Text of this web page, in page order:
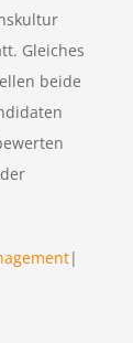
Gleiches
beide
|